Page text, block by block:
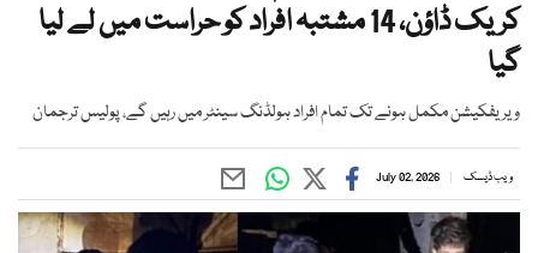
کریک ڈاؤن، 14 مشتبہ افراد کو حراست میں لے لیا
گیا
ویریفکیشن مکمل ہونے تک تمام افراد ہولڈنگ سینٹر میں رہیں گے، پولیس ترجمان
ویب ڈیسک July 02, 2026